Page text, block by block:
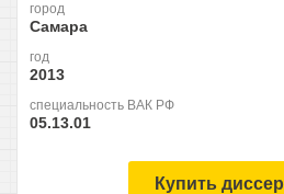
город
Самара
год
2013
специальность ВАК РФ
05.13.01
Купить